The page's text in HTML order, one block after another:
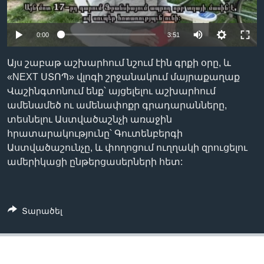
0:00 3:51
Այս շաբաթ աշխարհում նշում էին գրքի օրը, և
«NEXT ՍՏՈՊ» վլոգի շրջանակում մայրաքաղաք
Վաշինգտոնում ենք՝ այցելելու աշխարհում
ամենամեծ ու ամենափոքր գրադարանները,
տեսնելու Աստվածաշնչի առաջին
հրատարակությունը՝ Գուտենբերգի
Աստվածաշունչը, և փողոցում ուղղակի զրուցելու
ամերիկացի ընթերցասերների հետ:
Տարածել